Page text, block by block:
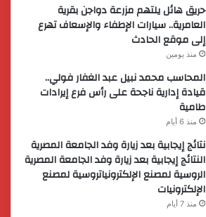
حريق هائل يلتهم مزرعة دواجن بقرية
العامرية.. سيارات الإطفاء والإسعاف تهرع
إلى موقع الحادث
منذ يومين
المحاسب محمد نبيل عبد الغفار فولي..
قيادة إدارية ناجحة على رأس فرع إيرادات
طامية
منذ 6 أيام
نتائج إيجابية بعد زيارة وفد الجامعة المصرية
النتائج إيجابية بعد زيارة وفد الجامعة المصرية
الروسية لمصنع الإلكترونياتروسية لمصنع
الإلكترونيات
منذ 7 أيام